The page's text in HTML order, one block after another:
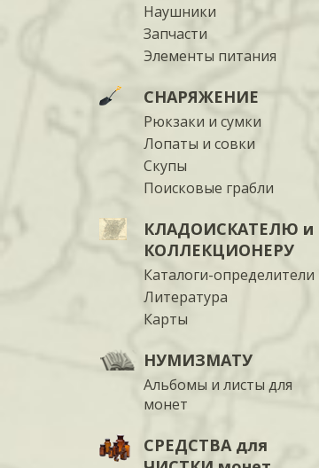
Наушники
Запчасти
Элементы питания
СНАРЯЖЕНИЕ
Рюкзаки и сумки
Лопаты и совки
Скупы
Поисковые грабли
КЛАДОИСКАТЕЛЮ и
КОЛЛЕКЦИОНЕРУ
Каталоги-определители
Литература
Карты
НУМИЗМАТУ
Альбомы и листы для
монет
СРЕДСТВА для